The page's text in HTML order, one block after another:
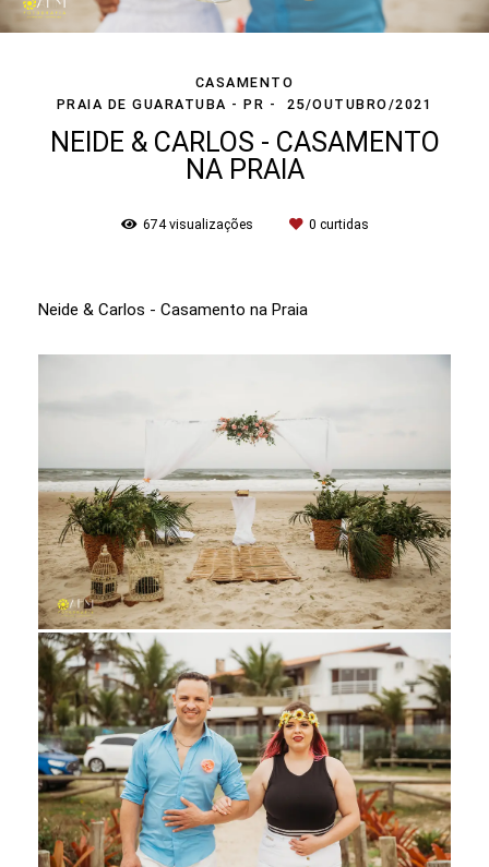
CASAMENTO
PRAIA DE GUARATUBA - PR
25/OUTUBRO/2021
NEIDE & CARLOS - CASAMENTO
NA PRAIA
674visualizações 0 curtidas
Neide & Carlos - Casamento na Praia